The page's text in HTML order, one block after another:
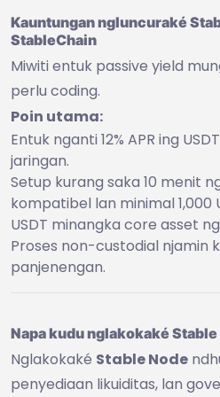
Kauntungan ngluncuraké
StableChain
Miwiti entuk passive yield
perlu coding.
Poin utama:
Entuk nganti 12% APR ing
jaringan.
Setup kurang saka 10 menit
kompatibel lan minimal 1,000
USDT minangka core asset
Proses non-custodial njamin
panjenengan.
Napa kudu nglakokaké Stable
Nglakokaké Stable Node
penyediaan likuiditas, lan